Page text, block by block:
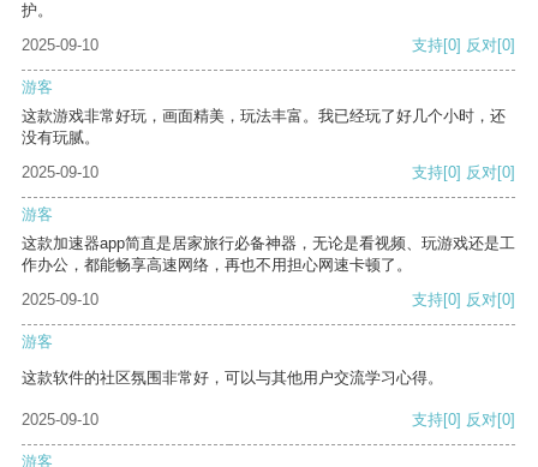
护。
2025-09-10
支持[0] 反对[0]
游客
这款游戏非常好玩，画面精美，玩法丰富。我已经玩了好几个小时，还
没有玩腻。
2025-09-10
支持[0] 反对[0]
游客
这款加速器app简直是居家旅行必备神器，无论是看视频、玩游戏还是工
作办公，都能畅享高速网络，再也不用担心网速卡顿了。
2025-09-10
支持[0] 反对[0]
游客
这款软件的社区氛围非常好，可以与其他用户交流学习心得。
2025-09-10 支持[0] 反对[0]
游客